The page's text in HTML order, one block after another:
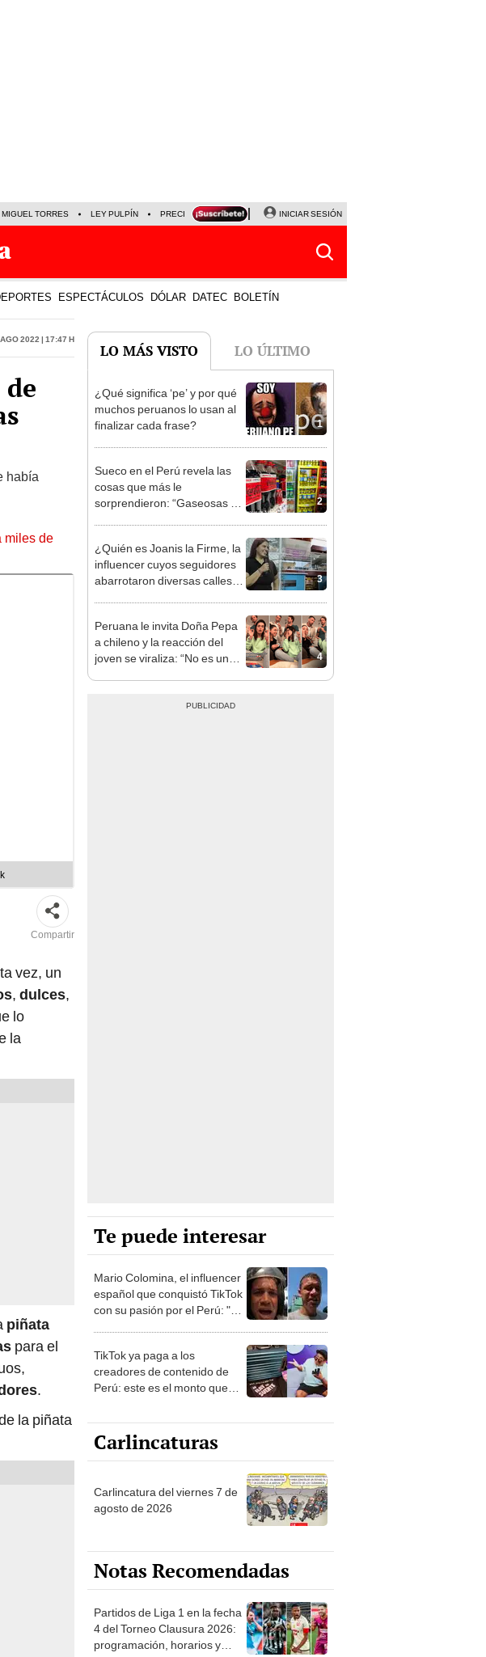
MIGUEL TORRES LEY PULPÍN PRECIO DEL DÓLAR CORTE DE LUZ VIERNES 7 DE AGOSTO
INICIAR SESIÓN
ESPECTÁCULOS DÓLAR DATEC BOLETÍN
2022 | 17:47 h
había
miles de
Compartir
vez, un
, dulces,
lo
la
piñata
para el
.
la piñata
LO MÁS VISTO LO ÚLTIMO
1
¿Qué significa ‘pe’ y por qué
muchos peruanos lo usan al
finalizar cada frase?
2
Sueco en el Perú revela las
cosas que más le
sorprendieron: “Gaseosas de
3
¿Quién es Joanis la Firme, la
influencer cuyos seguidores
abarrotaron diversas calles
4
Peruana le invita Doña Pepa
a chileno y la reacción del
joven se viraliza: “No es un
Te puede interesar
Mario Colomina, el influencer
español que conquistó TikTok
con su pasión por el Perú: "Mi
TikTok ya paga a los
creadores de contenido de
Perú: este es el monto que
1.000 vistas
Carlincaturas
Carlincatura del viernes 7 de
agosto de 2026
Notas Recomendadas
Partidos de Liga 1 en la fecha
4 del Torneo Clausura 2026:
programación, horarios y